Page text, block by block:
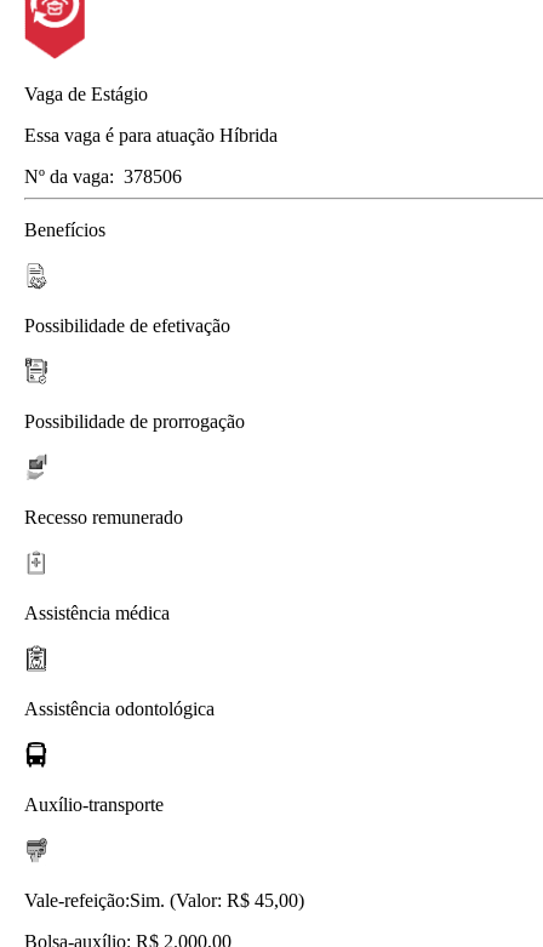
Vaga de Estágio
Essa vaga é para atuação Híbrida
Nº da vaga: 378506
Benefícios
Possibilidade de efetivação
Possibilidade de prorrogação
Recesso remunerado
Assistência médica
Assistência odontológica
Auxílio-transporte
Vale-refeição:Sim. (Valor: R$ 45,00)
Bolsa-auxílio: R$ 2.000,00